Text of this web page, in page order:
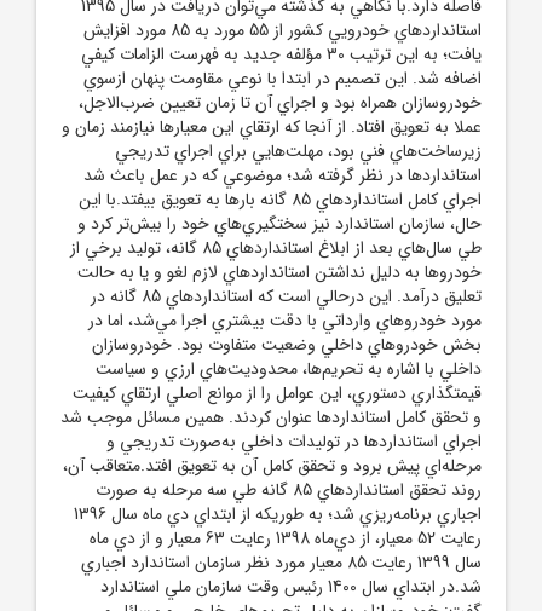
فاصله دارد.با نگاهي به گذشته مي‌توان دريافت در سال 1395
استانداردهاي خودرويي کشور از 55 مورد به 85 مورد افزايش
يافت؛ به اين ترتيب 30 مؤلفه جديد به فهرست الزامات کيفي
اضافه شد. اين تصميم در ابتدا با نوعي مقاومت پنهان ازسوي
خودروسازان همراه بود و اجراي آن تا زمان تعيين ضرب‌الاجل،
عملا به تعويق افتاد. از آنجا که ارتقاي اين معيارها نيازمند زمان و
زيرساخت‌هاي فني بود، مهلت‌هايي براي اجراي تدريجي
استانداردها در نظر گرفته شد؛ موضوعي که در عمل باعث شد
اجراي کامل استانداردهاي 85‌ گانه بارها به تعويق بيفتد.با اين
حال، سازمان استاندارد نيز سختگيري‌هاي خود را بيش‌تر کرد و
طي سال‌هاي بعد از ابلاغ استانداردهاي 85 گانه، توليد برخي از
خودروها به دليل نداشتن استانداردهاي لازم لغو و يا به حالت
تعليق درآمد. اين درحالي است که استانداردهاي 85‌ گانه در
مورد خودروهاي وارداتي با دقت بيشتري اجرا مي‌شد، اما در
بخش خودروهاي داخلي وضعيت متفاوت بود. خودروسازان
داخلي با اشاره به تحريم‌ها، محدوديت‌هاي ارزي و سياست
قيمتگذاري دستوري، اين عوامل را از موانع اصلي ارتقاي کيفيت
و تحقق کامل استانداردها عنوان کردند. همين مسائل موجب شد
اجراي استانداردها در توليدات داخلي به‌صورت تدريجي و
مرحله‌اي پيش برود و تحقق کامل آن به تعويق افتد.متعاقب آن،
روند تحقق استانداردهاي 85 گانه طي سه مرحله به صورت
اجباري برنامه‌ريزي شد؛ به طوريکه از ابتداي دي ماه سال 1396
رعايت 52 معيار، از دي‌ماه 1398 رعايت 63 معيار و از دي ماه
سال 1399 رعايت 85 معيار مورد نظر سازمان استاندارد اجباري
شد.در ابتداي سال 1400 رئيس وقت سازمان ملي استاندارد